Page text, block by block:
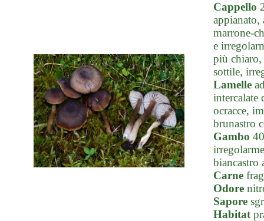
Cappello
appianato,
marrone-
e
più chiaro,
sottile,
Lamelle
intercalate
ocracce,
brunastro
Gambo
biancastro
Carne
Odore
Sapore
Habitat